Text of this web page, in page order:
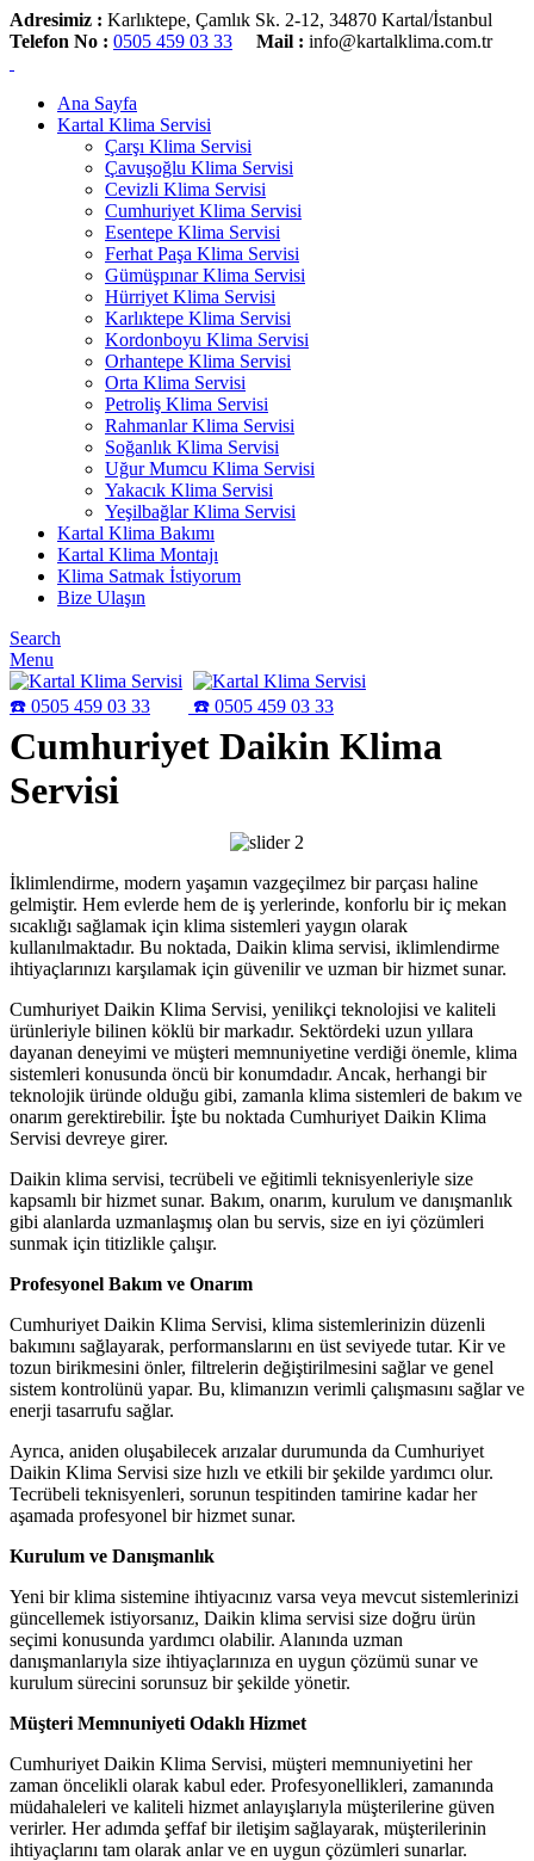
Adresimiz : Karlıktepe, Çamlık Sk. 2-12, 34870 Kartal/İstanbul
Telefon No : 0505 459 03 33 Mail : info@kartalklima.com.tr
Ana Sayfa
Kartal Klima Servisi
Çarşı Klima Servisi
Çavuşoğlu Klima Servisi
Cevizli Klima Servisi
Cumhuriyet Klima Servisi
Esentepe Klima Servisi
Ferhat Paşa Klima Servisi
Gümüşpınar Klima Servisi
Hürriyet Klima Servisi
Karlıktepe Klima Servisi
Kordonboyu Klima Servisi
Orhantepe Klima Servisi
Orta Klima Servisi
Petroliş Klima Servisi
Rahmanlar Klima Servisi
Soğanlık Klima Servisi
Uğur Mumcu Klima Servisi
Yakacık Klima Servisi
Yeşilbağlar Klima Servisi
Kartal Klima Bakımı
Kartal Klima Montajı
Klima Satmak İstiyorum
Bize Ulaşın
Search
Menu
Cumhuriyet Daikin Klima
Servisi
İklimlendirme, modern yaşamın vazgeçilmez bir parçası haline
gelmiştir. Hem evlerde hem de iş yerlerinde, konforlu bir iç mekan
sıcaklığı sağlamak için klima sistemleri yaygın olarak
kullanılmaktadır. Bu noktada, Daikin klima servisi, iklimlendirme
ihtiyaçlarınızı karşılamak için güvenilir ve uzman bir hizmet sunar.
Cumhuriyet Daikin Klima Servisi, yenilikçi teknolojisi ve kaliteli
ürünleriyle bilinen köklü bir markadır. Sektördeki uzun yıllara
dayanan deneyimi ve müşteri memnuniyetine verdiği önemle, klima
sistemleri konusunda öncü bir konumdadır. Ancak, herhangi bir
teknolojik üründe olduğu gibi, zamanla klima sistemleri de bakım ve
onarım gerektirebilir. İşte bu noktada Cumhuriyet Daikin Klima
Servisi devreye girer.
Daikin klima servisi, tecrübeli ve eğitimli teknisyenleriyle size
kapsamlı bir hizmet sunar. Bakım, onarım, kurulum ve danışmanlık
gibi alanlarda uzmanlaşmış olan bu servis, size en iyi çözümleri
sunmak için titizlikle çalışır.
Profesyonel Bakım ve Onarım
Cumhuriyet Daikin Klima Servisi, klima sistemlerinizin düzenli
bakımını sağlayarak, performanslarını en üst seviyede tutar. Kir ve
tozun birikmesini önler, filtrelerin değiştirilmesini sağlar ve genel
sistem kontrolünü yapar. Bu, klimanızın verimli çalışmasını sağlar ve
enerji tasarrufu sağlar.
Ayrıca, aniden oluşabilecek arızalar durumunda da Cumhuriyet
Daikin Klima Servisi size hızlı ve etkili bir şekilde yardımcı olur.
Tecrübeli teknisyenleri, sorunun tespitinden tamirine kadar her
aşamada profesyonel bir hizmet sunar.
Kurulum ve Danışmanlık
Yeni bir klima sistemine ihtiyacınız varsa veya mevcut sistemlerinizi
güncellemek istiyorsanız, Daikin klima servisi size doğru ürün
seçimi konusunda yardımcı olabilir. Alanında uzman
danışmanlarıyla size ihtiyaçlarınıza en uygun çözümü sunar ve
kurulum sürecini sorunsuz bir şekilde yönetir.
Müşteri Memnuniyeti Odaklı Hizmet
Cumhuriyet Daikin Klima Servisi, müşteri memnuniyetini her
zaman öncelikli olarak kabul eder. Profesyonellikleri, zamanında
müdahaleleri ve kaliteli hizmet anlayışlarıyla müşterilerine güven
verirler. Her adımda şeffaf bir iletişim sağlayarak, müşterilerinin
ihtiyaçlarını tam olarak anlar ve en uygun çözümleri sunarlar.